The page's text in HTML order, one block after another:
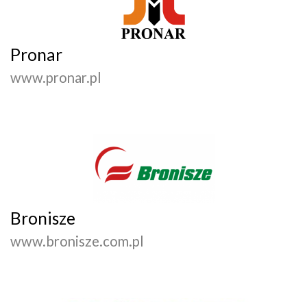
Pronar
www.pronar.pl
Bronisze
www.bronisze.com.pl